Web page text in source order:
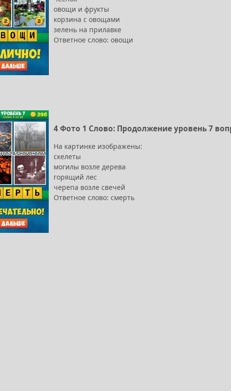
овощи и фрукты
корзина с овощами
зелень на прилавке
Ответное слово: овощи
4 Фото 1 Слово: Продолжение уровень 7
На картинке изображены:
скелеты
могилы возле дерева
горящий лес
черепа возле свечей
Ответное слово: смерть